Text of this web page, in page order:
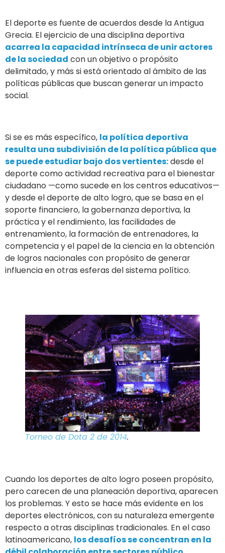
El deporte es fuente de acuerdos desde la Antigua
Grecia. El ejercicio de una disciplina deportiva
acarrea la capacidad intrínseca de unir actores
de la sociedad con un objetivo o propósito
delimitado, y más si está orientado al ámbito de las
políticas públicas que buscan generar un impacto
social.
Si se es más específico, la política deportiva
resulta una subdivisión de la política pública que
se puede estudiar bajo dos vertientes:desde el
deporte como actividad recreativa para el bienestar
ciudadano —como sucede en los centros educativos—
y desde el deporte de alto logro, que se basa en el
soporte financiero, la gobernanza deportiva, la
práctica y el rendimiento, las facilidades de
entrenamiento, la formación de entrenadores, la
competencia y el papel de la ciencia en la obtención
de logros nacionales con propósito de generar
influencia en otras esferas del sistema político.
Torneo de Dota 2 de 2014.
Cuando los deportes de alto logro poseen propósito,
pero carecen de una planeación deportiva, aparecen
los problemas. Y esto se hace más evidente en los
deportes electrónicos, con su naturaleza emergente
respecto a otras disciplinas tradicionales. En el caso
latinoamericano, los desafíos se concentran en la